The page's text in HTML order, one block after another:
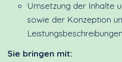
Umsetzung der Inhalte
sowie der Konzeption
Sie bringen mit: